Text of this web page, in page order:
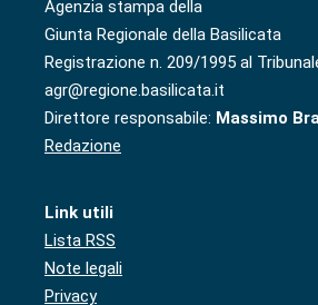
Agenzia stampa della
Giunta Regionale della Basilicata
Registrazione n. 209/1995 al
agr@regione.basilicata.it
Direttore responsabile: Massimo
Redazione
Link utili
Lista RSS
Note legali
Privacy